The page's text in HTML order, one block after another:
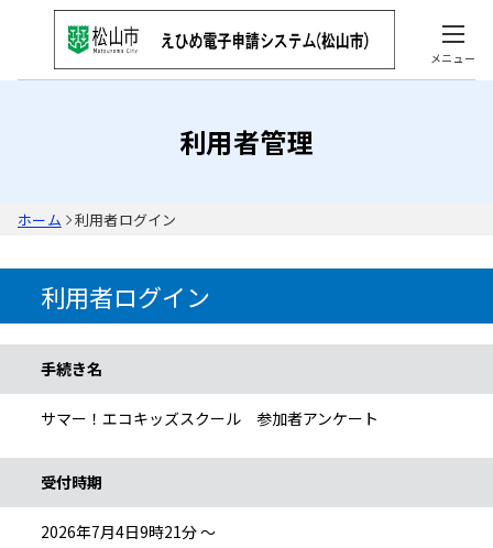
メニュー
利用者管理
ホーム 利用者ログイン
利用者ログイン
手続き名
サマー！エコキッズスクール 参加者アンケート
受付時期
2026年7月4日9時21分 ～